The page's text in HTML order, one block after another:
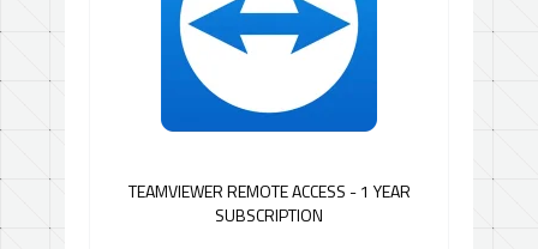
TEAMVIEWER REMOTE ACCESS - 1 YEAR
SUBSCRIPTION